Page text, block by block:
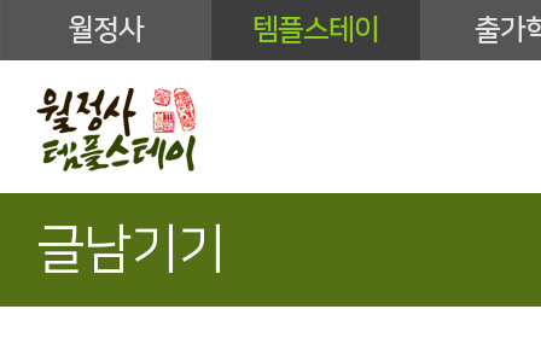
월정사 템플스테이 출가
글남기기